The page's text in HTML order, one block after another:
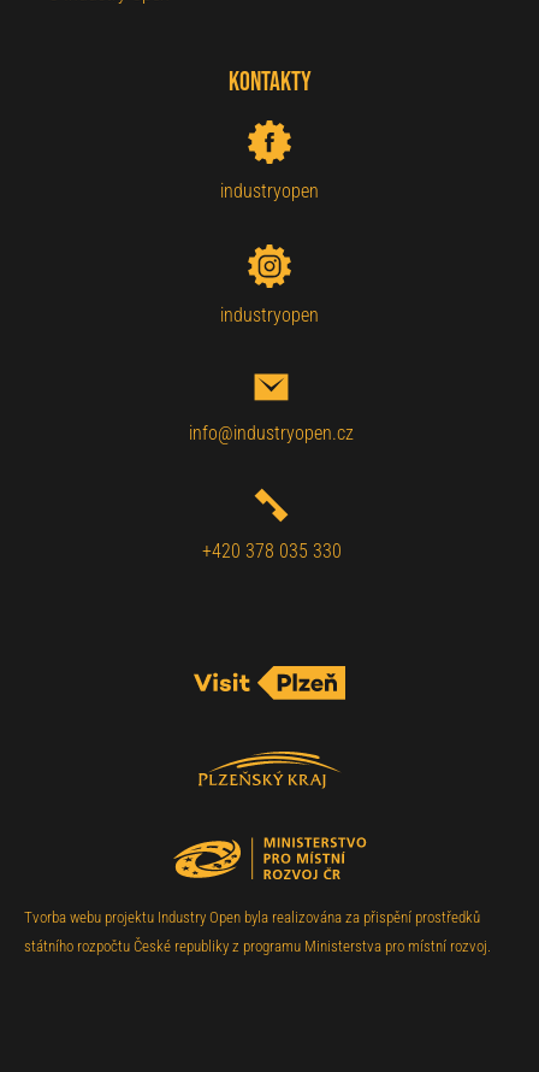
Kontakty
industryopen
industryopen
info@industryopen.cz
+420 378 035 330
Tvorba webu projektu Industry Open byla realizována za přispění prostředků
státního rozpočtu České republiky z programu Ministerstva pro místní rozvoj.